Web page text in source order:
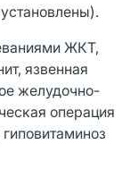
ЖКТ,
язвенная
желудочно-
операция